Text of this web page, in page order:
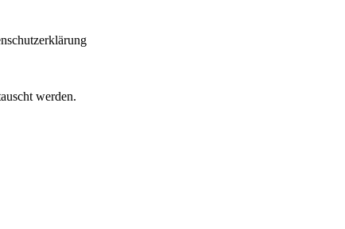
werden.